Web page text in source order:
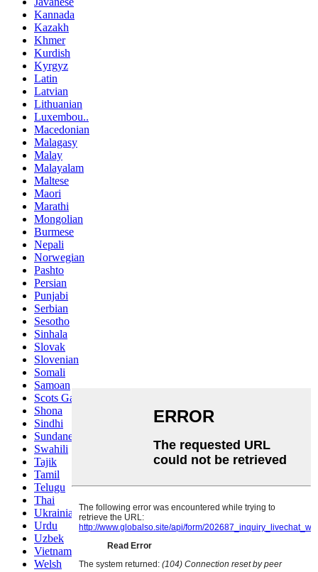
Kannada
Kazakh
Khmer
Kurdish
Kyrgyz
Latin
Latvian
Lithuanian
Luxembou..
Macedonian
Malagasy
Malay
Malayalam
Maltese
Maori
Marathi
Mongolian
Burmese
Nepali
Norwegian
Pashto
Persian
Punjabi
Serbian
Sesotho
Sinhala
Slovak
Slovenian
Somali
Samoan
Scots Gaelic
Shona
Sindhi
Sundanese
Swahili
Tajik
Tamil
Telugu
Thai
Ukrainian
Urdu
Uzbek
Vietnamese
Welsh